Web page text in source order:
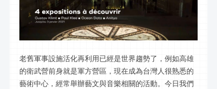
老舊軍事設施活化再利用已經是世界趨勢了，例如高雄
的衛武營前身就是軍方營區，現在成為台灣人很熟悉的
藝術中心，經常舉辦藝文與音樂相關的活動。今日我們